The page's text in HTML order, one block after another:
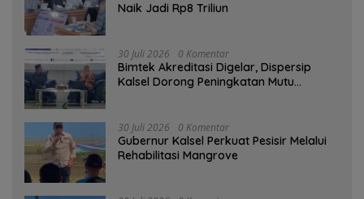
Naik Jadi Rp8 Triliun
30 Juli 2026 0 Komentar
Bimtek Akreditasi Digelar, Dispersip
Kalsel Dorong Peningkatan Mutu
30 Juli 2026 0 Komentar
Gubernur Kalsel Perkuat Pesisir Melalui
Rehabilitasi Mangrove